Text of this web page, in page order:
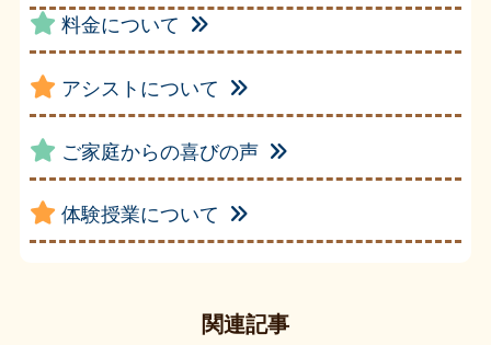
料金について
アシストについて
ご家庭からの喜びの声
体験授業について
関連記事